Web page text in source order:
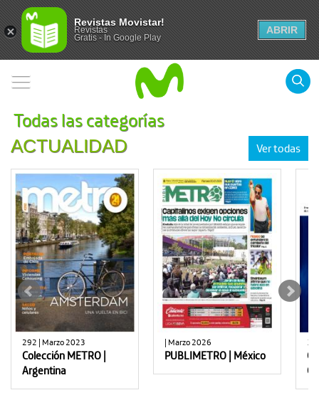
Todas las categorías
Ver todas
ACTUALIDAD
292 | Marzo 2023
Colección METRO |
Argentina
| Marzo 2026
PUBLIMETRO | México
Revistas Movistar!
Revistas
Gratis - In Google Play
ABRIR